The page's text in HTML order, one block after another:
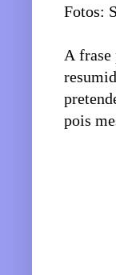
Fotos:
A frase
pois